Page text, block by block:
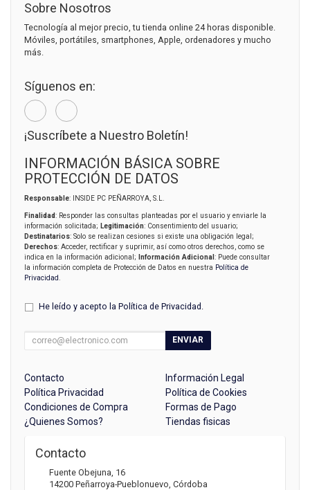
Sobre Nosotros
Tecnología al mejor precio, tu tienda online 24 horas disponible.
Móviles, portátiles, smartphones, Apple, ordenadores y mucho
más.
Síguenos en:
¡Suscríbete a Nuestro Boletín!
INFORMACIÓN BÁSICA SOBRE
PROTECCIÓN DE DATOS
Responsable: INSIDE PC PEÑARROYA, S.L.
Finalidad: Responder las consultas planteadas por el usuario y enviarle la
información solicitada; Legitimación: Consentimiento del usuario;
Destinatarios: Solo se realizan cesiones si existe una obligación legal;
Derechos: Acceder, rectificar y suprimir, así como otros derechos, como se
indica en la información adicional;
Información Adicional : Puede consultar
la información completa de Protección de Datos en nuestra Política de
Privacidad
He leído y acepto la Política de Privacidad .
ENVIAR
Contacto
Información Legal
Política Privacidad
Política de Cookies
Condiciones de Compra
Formas de Pago
¿Quienes Somos?
Tiendas fisicas
Contacto
Fuente Obejuna, 16
14200 Peñarroya-Pueblonuevo, Córdoba